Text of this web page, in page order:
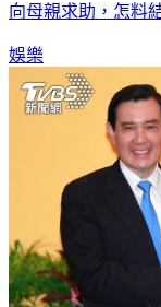
向母親求助，怎料
娛樂